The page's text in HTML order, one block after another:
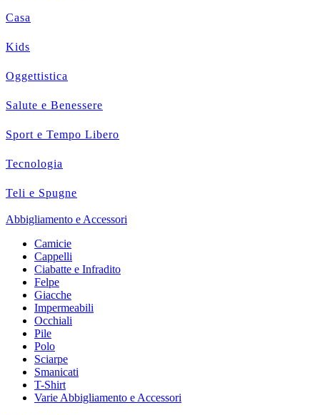
Casa
Kids
Oggettistica
Salute e Benessere
Sport e Tempo Libero
Tecnologia
Teli e Spugne
Abbigliamento e Accessori
Camicie
Cappelli
Ciabatte e Infradito
Felpe
Giacche
Impermeabili
Occhiali
Pile
Polo
Sciarpe
Smanicati
T-Shirt
Varie Abbigliamento e Accessori